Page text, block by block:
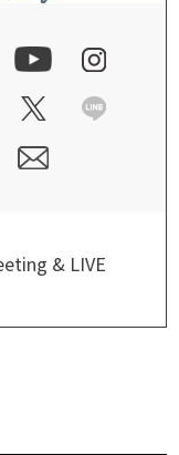
& LIVE